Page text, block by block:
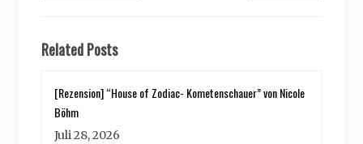
Related Posts
[Rezension] “House of Zodiac- Kometenschauer” von Nicole
Böhm
Juli 28, 2026